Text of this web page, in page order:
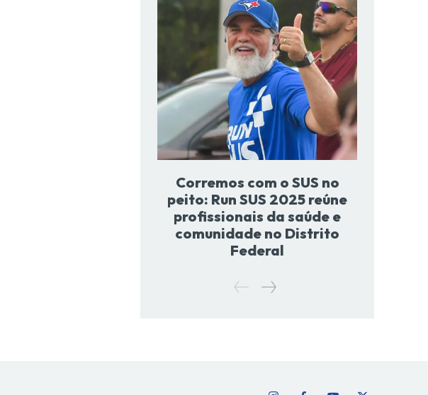
Corremos com o SUS no
peito: Run SUS 2025 reúne
profissionais da saúde e
comunidade no Distrito
Federal